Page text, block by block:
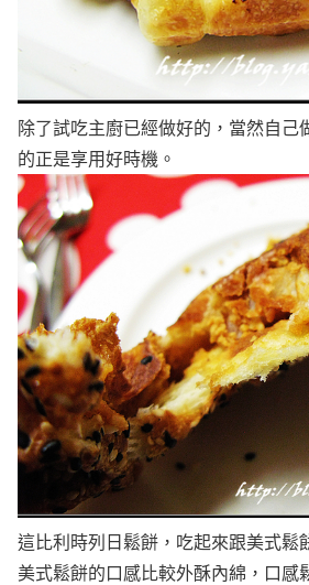
除了試吃主廚已經做好的，當然自己
的正是享用好時機。
這比利時列日鬆餅，吃起來跟美式鬆
美式鬆餅的口感比較外酥內綿，口感